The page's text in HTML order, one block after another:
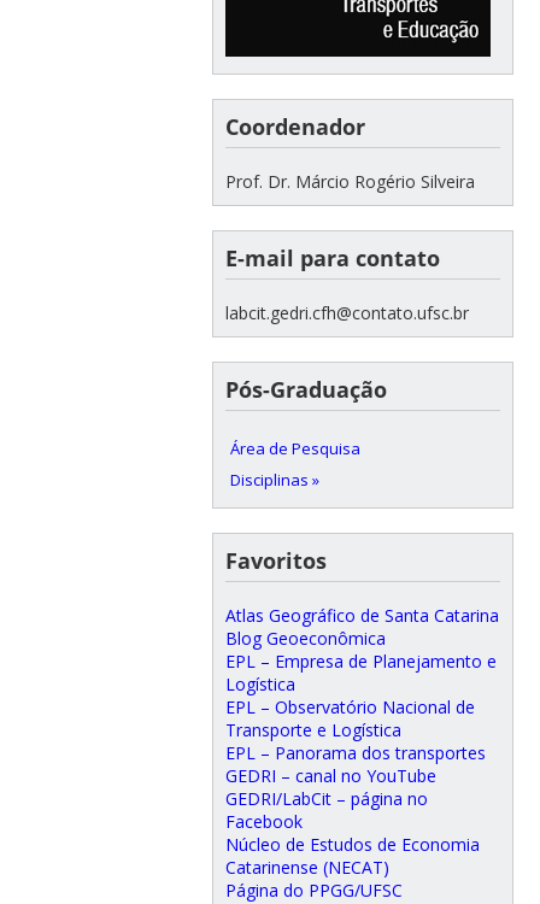
Coordenador
Prof. Dr. Márcio Rogério Silveira
E-mail para contato
labcit.gedri.cfh@contato.ufsc.br
Pós-Graduação
Área de Pesquisa
Disciplinas »
Favoritos
Atlas Geográfico de Santa Catarina
Blog Geoeconômica
EPL – Empresa de Planejamento e
Logística
EPL – Observatório Nacional de
Transporte e Logística
EPL – Panorama dos transportes
GEDRI – canal no YouTube
GEDRI/LabCit – página no
Facebook
Núcleo de Estudos de Economia
Catarinense (NECAT)
Página do PPGG/UFSC